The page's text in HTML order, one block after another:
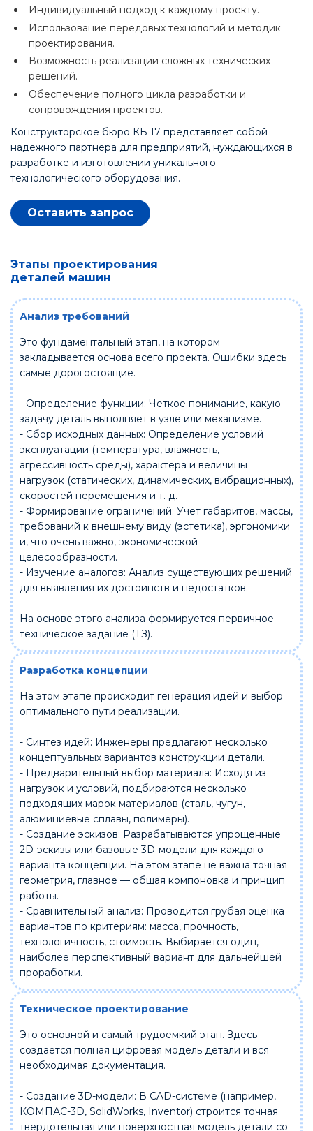
Индивидуальный подход к каждому проекту.
Использование передовых технологий и методик
проектирования.
Возможность реализации сложных технических
решений.
Обеспечение полного цикла разработки и
сопровождения проектов.
Конструкторское бюро КБ 17 представляет собой
надежного партнера для предприятий, нуждающихся в
разработке и изготовлении уникального
технологического оборудования.
Оставить запрос
Этапы проектирования
деталей машин
Анализ требований
Это фундаментальный этап, на котором
закладывается основа всего проекта. Ошибки здесь
самые дорогостоящие.
- Определение функции: Четкое понимание, какую
задачу деталь выполняет в узле или механизме.
- Сбор исходных данных: Определение условий
эксплуатации (температура, влажность,
агрессивность среды), характера и величины
нагрузок (статических, динамических, вибрационных),
скоростей перемещения и т. д.
- Формирование ограничений: Учет габаритов, массы,
требований к внешнему виду (эстетика), эргономики
и, что очень важно, экономической
целесообразности.
- Изучение аналогов: Анализ существующих решений
для выявления их достоинств и недостатков.
На основе этого анализа формируется первичное
техническое задание (ТЗ).
Разработка концепции
На этом этапе происходит генерация идей и выбор
оптимального пути реализации.
- Синтез идей: Инженеры предлагают несколько
концептуальных вариантов конструкции детали.
- Предварительный выбор материала: Исходя из
нагрузок и условий, подбираются несколько
подходящих марок материалов (сталь, чугун,
алюминиевые сплавы, полимеры).
- Создание эскизов: Разрабатываются упрощенные
2D-эскизы или базовые 3D-модели для каждого
варианта концепции. На этом этапе не важна точная
геометрия, главное — общая компоновка и принцип
работы.
- Сравнительный анализ: Проводится грубая оценка
вариантов по критериям: масса, прочность,
технологичность, стоимость. Выбирается один,
наиболее перспективный вариант для дальнейшей
проработки.
Техническое проектирование
Это основной и самый трудоемкий этап. Здесь
создается полная цифровая модель детали и вся
необходимая документация.
- Создание 3D-модели: В CAD-системе (например,
КОМПАС-3D, SolidWorks, Inventor) строится точная
твердотельная или поверхностная модель детали со